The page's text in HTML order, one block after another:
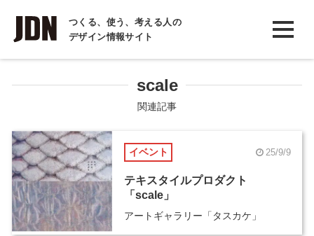
つくる、使う、考える人の
デザイン情報サイト
INTERVIEW
インタビュー
COLUMN
コラム
scale
関連記事
イベント 25/9/9
テキスタイルプロダクト
「scale」
アートギャラリー「タスカケ」